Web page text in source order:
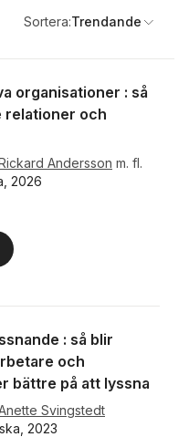
Sortera:Trendande
organisationer : så
relationer och
Andersson m. fl.
2026
Totalt antal röster:
: så blir
och
bättre på att lyssna
Svingstedt
2023